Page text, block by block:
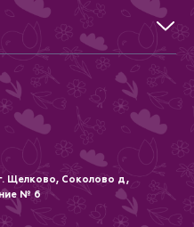
Щелково, Соколово д,
№ 6